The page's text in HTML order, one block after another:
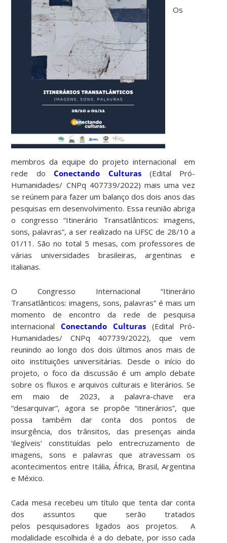
Os
membros da equipe do projeto internacional em
rede doConectando Culturas(Edital Pró-
Humanidades/ CNPq 407739/2022) mais uma vez
se reúnem para fazer um balanço dos dois anos das
pesquisas em desenvolvimento. Essa reunião abriga
o congresso “Itinerário Transatlânticos: imagens,
sons, palavras”, a ser realizado na UFSC de 28/10 a
01/11. São no total 5 mesas, com professores de
várias universidades brasileiras, argentinas e
italianas.
O Congresso Internacional “Itinerário
Transatlânticos: imagens, sons, palavras” é mais um
momento de encontro da rede de pesquisa
internacionalConectando Culturas(Edital Pró-
Humanidades/ CNPq 407739/2022), que vem
reunindo ao longo dos dois últimos anos mais de
oito instituições universitárias. Desde o início do
projeto, o foco da discussão é um amplo debate
sobre os fluxos e arquivos culturais e literários. Se
em maio de 2023, a palavra-chave era
“desarquivar”, agora se propõe “itinerários”, que
possa também dar conta dos pontos de
insurgência, dos trânsitos, das presenças ainda
‘ilegíveis’ constituídas pelo entrecruzamento de
imagens, sons e palavras que atravessam os
acontecimentos entre Itália, África, Brasil, Argentina
e México.
Cada mesa recebeu um título que tenta dar conta
dos assuntos que serão tratados
pelos pesquisadores ligados aos projetos. A
modalidade escolhida é a do debate, por isso cada